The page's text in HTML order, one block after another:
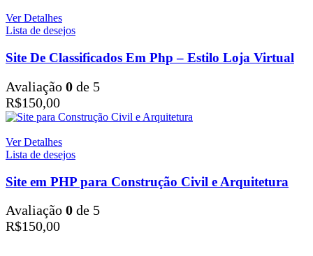
Ver Detalhes
Lista de desejos
Site De Classificados Em Php – Estilo Loja Virtual
Avaliação 0 de 5
R$150,00
Ver Detalhes
Lista de desejos
Site em PHP para Construção Civil e Arquitetura
Avaliação 0 de 5
R$150,00